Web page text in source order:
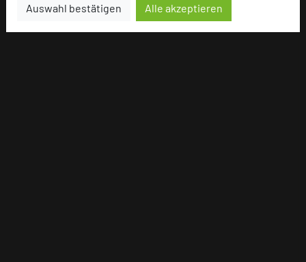
Auswahl bestätigen Alle akzeptieren